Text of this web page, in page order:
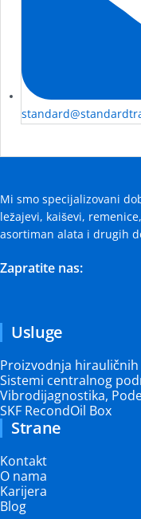
Mi smo specijalizovani
ležajevi, kaiševi,
asortiman alata i drugih
Zapratite nas:
Usluge
Proizvodnja
Sistemi centralnog
Vibrodijagnostika,
SKF RecondOil Box
Strane
Kontakt
O nama
Karijera
Blog